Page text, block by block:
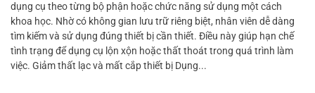
dụng cụ theo từng bộ phận hoặc chức năng sử dụng một cách
khoa học. Nhờ có không gian lưu trữ riêng biệt, nhân viên dễ dàng
tìm kiếm và sử dụng đúng thiết bị cần thiết. Điều này giúp hạn chế
tình trạng để dụng cụ lộn xộn hoặc thất thoát trong quá trình làm
việc. Giảm thất lạc và mất cắp thiết bị Dụng...